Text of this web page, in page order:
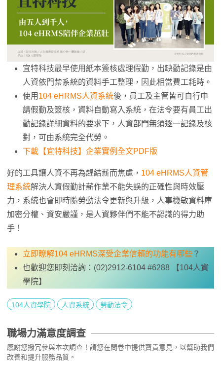
宜特科技最早使用紙本簽核處理假勤，出缺勤記錄是由
人資依門禁系統的資料手工整理，因此相當費工耗時。
使用 104 eHRMS人資系統後，員工及主管皆可自行申
請假勤及簽核，資料自動寫入系統，在法令要有員工出
勤記錄詳細資料的要求下，人資部門無須逐一記錄及核
對，可由系統完全代勞。
下載【宜特科技】企業實例全文PDF版
好的工具讓人資不再為趕結薪而焦慮， 104 eHRMS人資管
理系統解決人資假勤計薪作業不能失誤的正確性與時效壓
力，系統也會即時隨勞動法令更新與升級，人事機敏資料庫
加密分權、資安嚴謹，是人資夥伴們不能不認識的得力助
手！
立即瞭解104 eHRMS深受企業信賴的功能有哪些 ？
也歡迎您即刻洽詢：(02)2912-6104 #6288 【104人資
學院】
104人資學院 人資系統 勞動法令
職場力滿意度調查
感謝您撥冗參與本次調查！請您在問卷中提供寶貴意見，以幫助我們
改善和提升服務品質。